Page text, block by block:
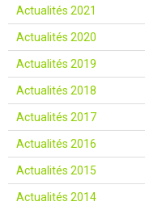
Actualités 2021
Actualités 2020
Actualités 2019
Actualités 2018
Actualités 2017
Actualités 2016
Actualités 2015
Actualités 2014